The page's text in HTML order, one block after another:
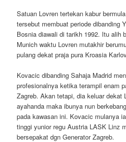
Satuan Lovren tertekan kabur
tersebut membuat periode dibanding
Bosnia diawali di tarikh 1992. Itu alih
Munich waktu Lovren mutakhir
pulang dekat praja pura Kroasia
Kovacic dibanding Sahaja Madrid
profesionalnya ketika terampil enam
Zagreb. Akan tetapi, dia keluar dekat
ayahanda maka ibunya nun
pada kawasan ini. Kovacic mulanya
tinggi yunior regu Austria LASK Linz
bersepakat dgn Generator Zagreb.